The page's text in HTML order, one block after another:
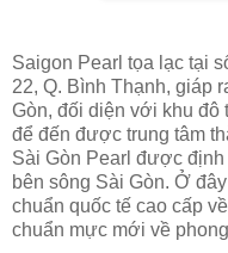
Saigon Pearl tọa lạc tại
22, Q. Bình Thạnh, giáp
Gòn, đối diện với khu đô
để đến được trung tâm
Sài Gòn Pearl được
bên sông Sài Gòn. Ở
chuẩn quốc tế cao cấp
chuẩn mực mới về